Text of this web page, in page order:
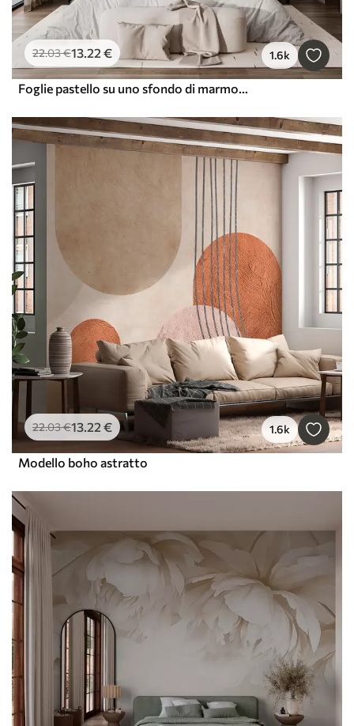
22.03€13.22 € 1.6k
Foglie pastello su uno sfondo di marmo nei toni del beige
22.03€13.22 € 1.6k
Modello boho astratto